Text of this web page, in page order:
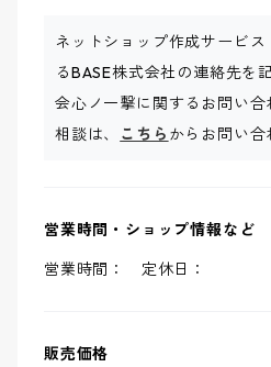
ネットショップ作成サービ
るBASE株式会社の連絡先を
会心ノ一撃に関するお問い
相談は、 こちら からお問い合
営業時間・ショップ情報など
営業時間： 定休日：
販売価格